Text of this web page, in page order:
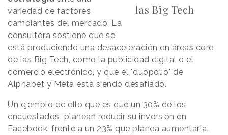
las Big Tech
variedad de factores
cambiantes del mercado. La
consultora sostiene que se
está produciendo una desaceleración en áreas core
de las Big Tech, como la publicidad digital o el
comercio electrónico, y que el "duopolio" de
Alphabet y Meta está siendo desafiado.
Un ejemplo de ello que es que un 30% de los
encuestados planean reducir su inversión en
Facebook, frente a un 23% que planea aumentarla.